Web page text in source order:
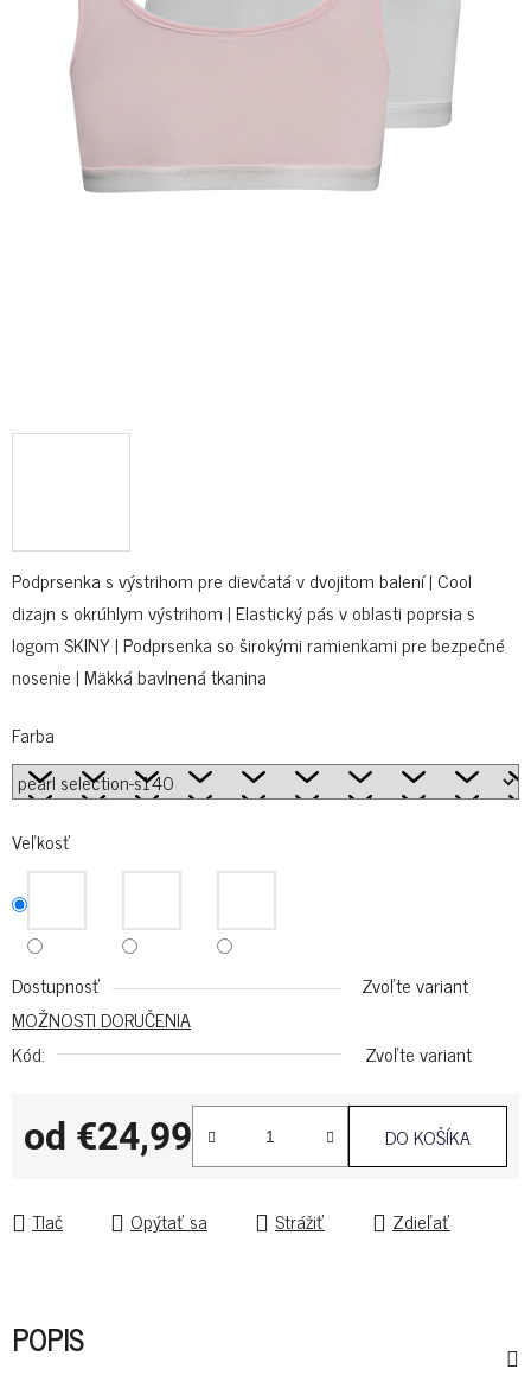
Podprsenka s výstrihom pre dievčatá v dvojitom balení | Cool
dizajn s okrúhlym výstrihom | Elastický pás v oblasti poprsia s
logom SKINY | Podprsenka so širokými ramienkami pre bezpečné
nosenie | Mäkká bavlnená tkanina
Farba
Veľkosť
Dostupnosť
Zvoľte variant
MOŽNOSTI DORUČENIA
Kód:
Zvoľte variant
od €24,99 DO KOŠÍKA
Tlač Opýtať sa Strážiť Zdieľať
POPIS